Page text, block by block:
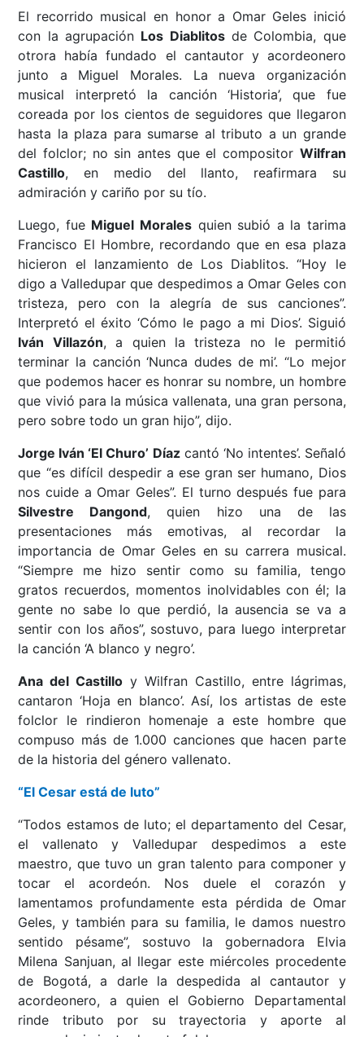
El recorrido musical en honor a Omar Geles inició
con la agrupación Los Diablitosde Colombia, que
otrora había fundado el cantautor y acordeonero
junto a Miguel Morales. La nueva organización
musical interpretó la canción ‘Historia’, que fue
coreada por los cientos de seguidores que llegaron
hasta la plaza para sumarse al tributo a un grande
del folclor; no sin antes que el compositor Wilfran
Castillo, en medio del llanto, reafirmara su
admiración y cariño por su tío.
Luego, fue Miguel Moralesquien subió a la tarima
Francisco El Hombre, recordando que en esa plaza
hicieron el lanzamiento de Los Diablitos. “Hoy le
digo a Valledupar que despedimos a Omar Geles con
tristeza, pero con la alegría de sus canciones”.
Interpretó el éxito ‘Cómo le pago a mi Dios’. Siguió
Iván Villazón, a quien la tristeza no le permitió
terminar la canción ‘Nunca dudes de mi’. “Lo mejor
que podemos hacer es honrar su nombre, un hombre
que vivió para la música vallenata, una gran persona,
pero sobre todo un gran hijo”, dijo.
Jorge Iván ‘El Churo’ Díazcantó ‘No intentes’. Señaló
que “es difícil despedir a ese gran ser humano, Dios
nos cuide a Omar Geles”. El turno después fue para
Silvestre Dangond, quien hizo una de las
presentaciones más emotivas, al recordar la
importancia de Omar Geles en su carrera musical.
“Siempre me hizo sentir como su familia, tengo
gratos recuerdos, momentos inolvidables con él; la
gente no sabe lo que perdió, la ausencia se va a
sentir con los años”, sostuvo, para luego interpretar
la canción ‘A blanco y negro’.
Ana del Castillo y Wilfran Castillo, entre lágrimas,
cantaron ‘Hoja en blanco’. Así, los artistas de este
folclor le rindieron homenaje a este hombre que
compuso más de 1.000 canciones que hacen parte
de la historia del género vallenato.
“El Cesar está de luto”
“Todos estamos de luto; el departamento del Cesar,
el vallenato y Valledupar despedimos a este
maestro, que tuvo un gran talento para componer y
tocar el acordeón. Nos duele el corazón y
lamentamos profundamente esta pérdida de Omar
Geles, y también para su familia, le damos nuestro
sentido pésame”, sostuvo la gobernadora Elvia
Milena Sanjuan, al llegar este miércoles procedente
de Bogotá, a darle la despedida al cantautor y
acordeonero, a quien el Gobierno Departamental
rinde tributo por su trayectoria y aporte al